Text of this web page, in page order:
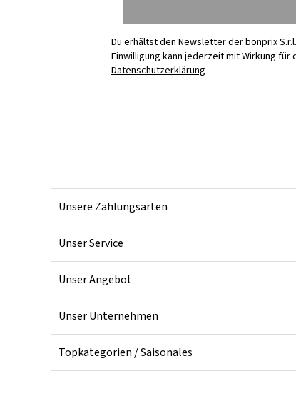
Du erhältst den Newsletter der bonprix
Einwilligung kann jederzeit mit Wirkung für
Datenschutzerklärung
Unsere Zahlungsarten
Unser Service
Unser Angebot
Unser Unternehmen
Topkategorien / Saisonales